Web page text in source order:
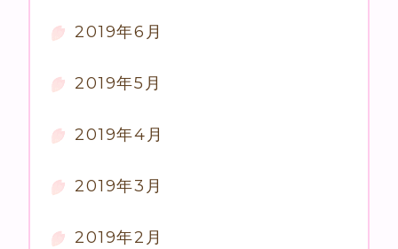
2019年6月
2019年5月
2019年4月
2019年3月
2019年2月